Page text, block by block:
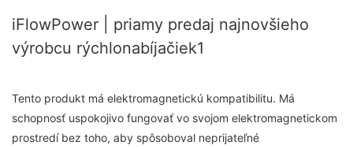
iFlowPower | priamy predaj najnovšieho
výrobcu rýchlonabíjačiek1
Tento produkt má elektromagnetickú kompatibilitu. Má
schopnosť uspokojivo fungovať vo svojom elektromagnetickom
prostredí bez toho, aby spôsoboval neprijateľné